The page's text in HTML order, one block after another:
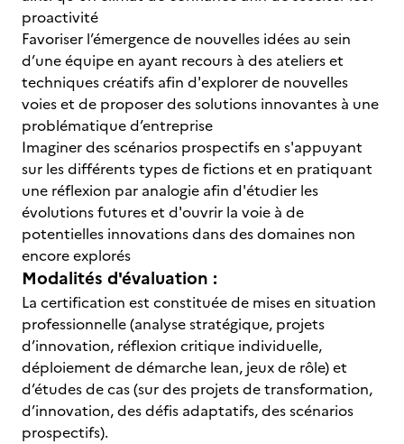
proactivité
Favoriser l’émergence de nouvelles idées au sein
d’une équipe en ayant recours à des ateliers et
techniques créatifs afin d'explorer de nouvelles
voies et de proposer des solutions innovantes à une
problématique d’entreprise
Imaginer des scénarios prospectifs en s'appuyant
sur les différents types de fictions et en pratiquant
une réflexion par analogie afin d'étudier les
évolutions futures et d'ouvrir la voie à de
potentielles innovations dans des domaines non
encore explorés
Modalités d'évaluation :
La certification est constituée de mises en situation
professionnelle (analyse stratégique, projets
d’innovation, réflexion critique individuelle,
déploiement de démarche lean, jeux de rôle) et
d’études de cas (sur des projets de transformation,
d’innovation, des défis adaptatifs, des scénarios
prospectifs).